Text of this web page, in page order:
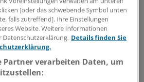
Immunsystem wehren, und
neue tumorspezifische Antigene,
für das Immunsystem sind. Wir
entwickeln, die den
zugänglicher machen oder
wie bei einer Impfung induzieren.
[oder das schwebende Symbol unten
falls zutreffend]. Ihre Einstellungen
Website. Weitere Informationen
Datenschutzerklärung. Details finden Sie
Partner verarbeiten Daten, um